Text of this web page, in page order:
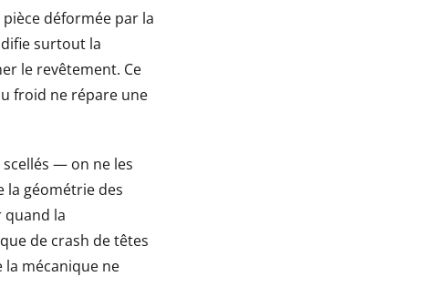
déformée par la
surtout la
le revêtement. Ce
froid ne répare une
— on ne les
la géométrie des
quand la
de crash de têtes
la mécanique ne